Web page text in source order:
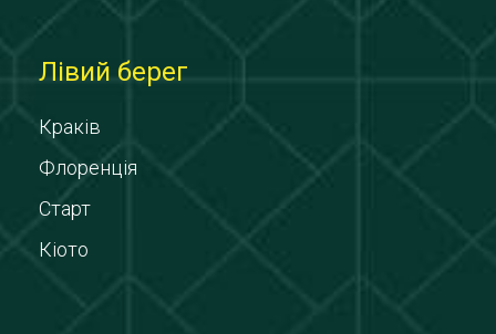
Лівий берег
Краків
Флоренція
Старт
Кіото